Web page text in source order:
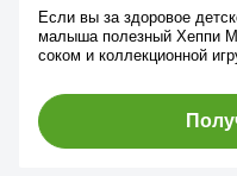
Если вы за здоровое
малыша полезный Хеппи
соком и коллекционной